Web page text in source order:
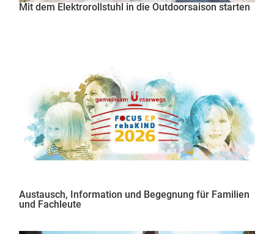
Mit dem Elektrorollstuhl in die Outdoorsaison starten
Austausch, Information und Begegnung für Familien
und Fachleute